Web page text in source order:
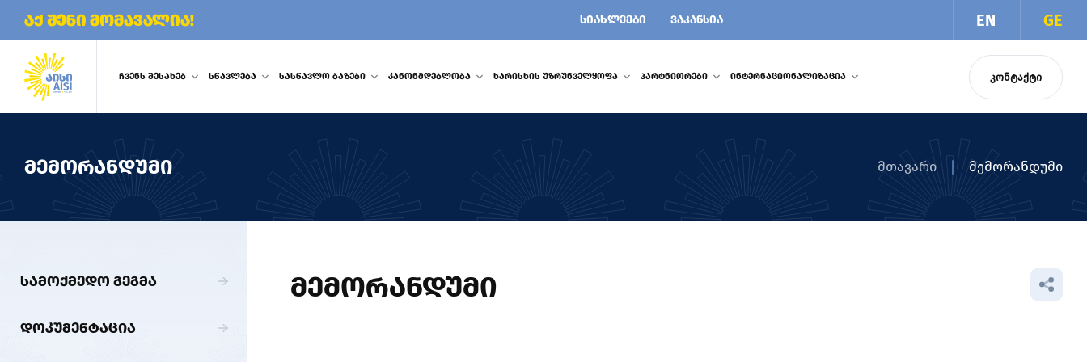
აქ შენი მომავალია! ᲡᲘᲐᲮᲚᲔᲔᲑᲘ ᲕᲐᲙᲐᲜᲡᲘᲐ EN GE
ᲩᲕᲔᲜᲡ ᲨᲔᲡᲐᲮᲔᲑ ᲡᲬᲐᲕᲚᲔᲑᲐ ᲡᲐᲡᲬᲐᲕᲚᲝ ᲑᲐᲖᲔᲑᲘ ᲙᲐᲜᲝᲜᲛᲓᲔᲑᲚᲝᲑᲐ ᲮᲐᲠᲘᲡᲮᲘᲡ ᲣᲖᲠᲣᲜᲕᲔᲚᲧᲝᲤᲐ ᲞᲐᲠᲢᲜᲘᲝᲠᲔᲑᲘ ᲘᲜᲢᲔᲠᲜᲐᲪᲘᲝᲜᲐᲚᲘᲖᲐᲪᲘᲐ ᲙᲝᲜᲢᲐᲥᲢᲘ
ᲛᲔᲛᲝᲠᲐᲜᲓᲣᲛᲘ მთავარი მემორანდუმი
ᲡᲐᲛᲝᲥᲛᲔᲓᲝ ᲒᲔᲒᲛᲐ
ᲓᲝᲙᲣᲛᲔᲜᲢᲐᲪᲘᲐ
ᲛᲔᲛᲝᲠᲐᲜᲓᲣᲛᲘ